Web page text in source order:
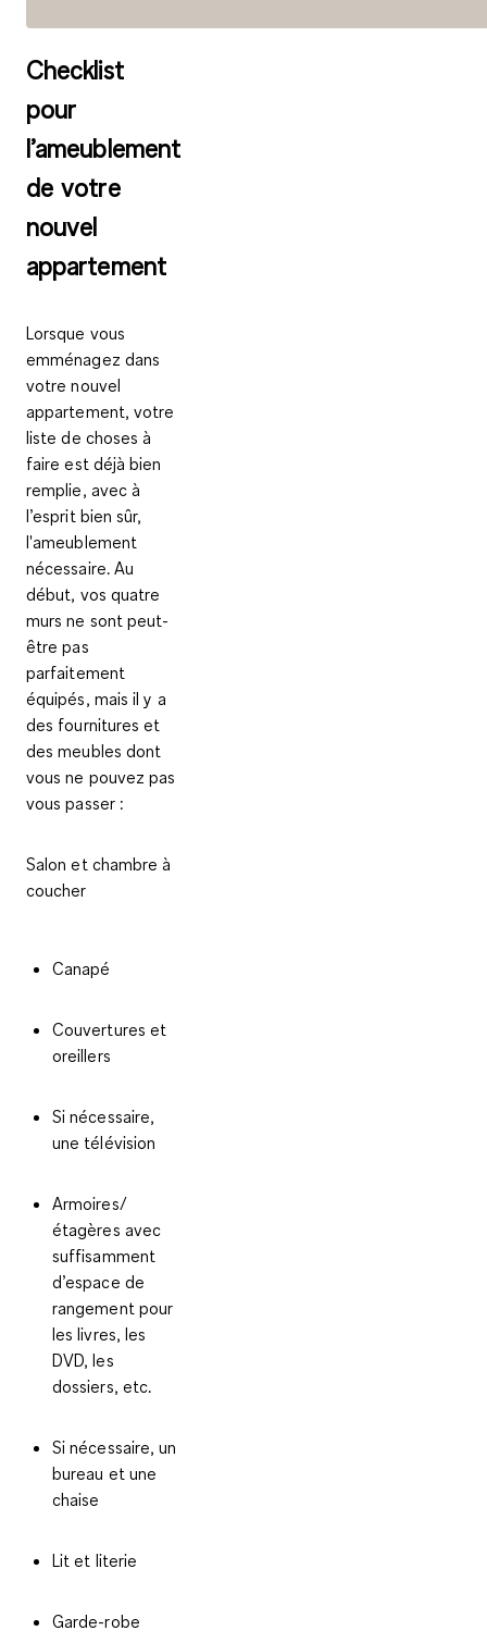
Checklist
pour
l’ameublement
de votre
nouvel
appartement
Lorsque vous
emménagez dans
votre nouvel
appartement, votre
liste de choses à
faire est déjà bien
remplie, avec à
l’esprit bien sûr,
l'ameublement
nécessaire. Au
début, vos quatre
murs ne sont peut-
être pas
parfaitement
équipés, mais il y a
des fournitures et
des meubles dont
vous ne pouvez pas
vous passer :
Salon et chambre à
coucher
Canapé
Couvertures et
oreillers
Si nécessaire,
une télévision
Armoires/
étagères avec
suffisamment
d’espace de
rangement pour
les livres, les
DVD, les
dossiers, etc.
Si nécessaire, un
bureau et une
chaise
Lit et literie
Garde-robe